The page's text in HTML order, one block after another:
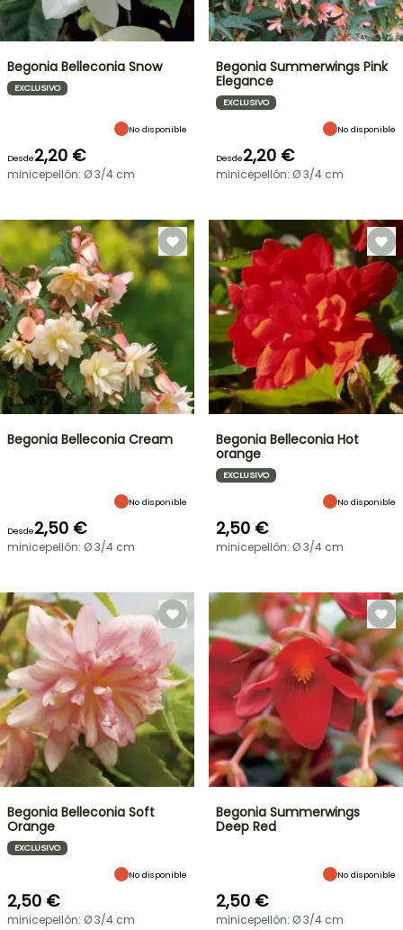
Begonia Belleconia Snow
EXCLUSIVO
No disponible
Desde2,20 €
minicepellón: Ø 3/4 cm
Begonia Summerwings Pink
Elegance
EXCLUSIVO
No disponible
Desde2,20 €
minicepellón: Ø 3/4 cm
Begonia Belleconia Cream
No disponible
Desde2,50 €
minicepellón: Ø 3/4 cm
Begonia Belleconia Hot
orange
EXCLUSIVO
No disponible
2,50 €
minicepellón: Ø 3/4 cm
Begonia Belleconia Soft
Orange
EXCLUSIVO
No disponible
2,50 €
minicepellón: Ø 3/4 cm
Begonia Summerwings
Deep Red
No disponible
2,50 €
minicepellón: Ø 3/4 cm